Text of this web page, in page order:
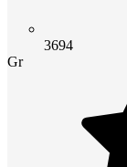
3694
Gr